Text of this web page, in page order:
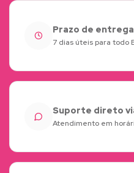
Prazo de
7 dias úteis para todo
Suporte direto
Atendimento em